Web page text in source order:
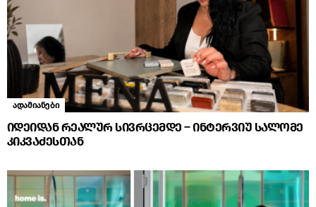
ადამიანები
იდეიდან რეალურ სივრცემდე – ინტერვიუ სალომე
კიკვაძესთან